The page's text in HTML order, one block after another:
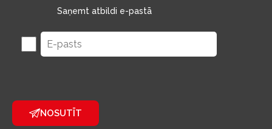
Saņemt atbildi e-pastā
NOSUTĪT